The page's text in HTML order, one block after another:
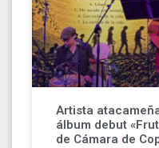
Artista
álbum debut
de Cámara de